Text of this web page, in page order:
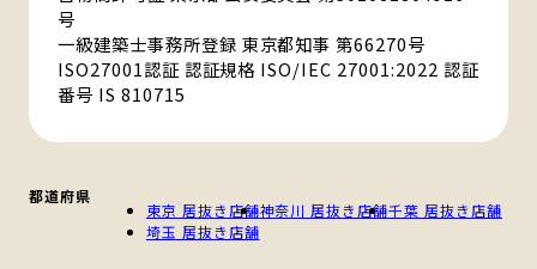
号
一級建築士事務所登録 東京都知事 第66270号
ISO27001認証 認証規格 ISO/IEC 27001:2022 認証
番号 IS 810715
都道府県
東京 居抜き店舗神奈川 居抜き店舗千葉 居抜き店舗
埼玉 居抜き店舗